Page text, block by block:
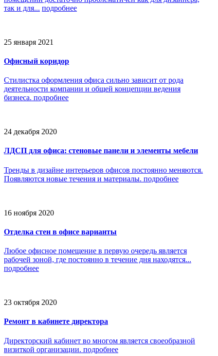
так и для... подробнее
25 января 2021
Офисный коридор
Стилистка оформления офиса сильно зависит от рода
деятельности компании и общей концепции ведения
бизнеса. подробнее
24 декабря 2020
ЛДСП для офиса: стеновые панели и элементы мебели
Тренды в дизайне интерьеров офисов постоянно меняются.
Появляются новые течения и материалы. подробнее
16 ноября 2020
Отделка стен в офисе варианты
Любое офисное помещение в первую очередь является
рабочей зоной, где постоянно в течение дня находятся...
подробнее
23 октября 2020
Ремонт в кабинете директора
Директорский кабинет во многом является своеобразной
визиткой организации. подробнее